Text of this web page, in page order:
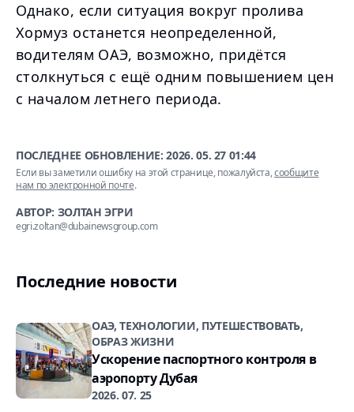
Однако, если ситуация вокруг пролива
Хормуз останется неопределенной,
водителям ОАЭ, возможно, придётся
столкнуться с ещё одним повышением цен
с началом летнего периода.
ПОСЛЕДНЕЕ ОБНОВЛЕНИЕ:2026. 05. 27 01:44
Если вы заметили ошибку на этой странице, пожалуйста,сообщите
нам по электронной почте.
АВТОР: ЗОЛТАН ЭГРИ
egri.zoltan@dubainewsgroup.com
Последние новости
ОАЭ, ТЕХНОЛОГИИ, ПУТЕШЕСТВОВАТЬ,
ОБРАЗ ЖИЗНИ
Ускорение паспортного контроля в
аэропорту Дубая
2026. 07. 25